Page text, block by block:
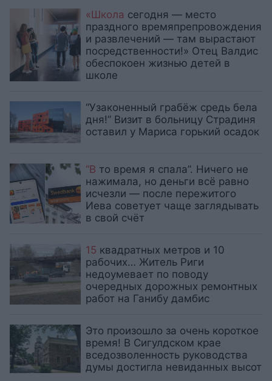
«Школа сегодня — место
праздного времяпрепровождения
и развлечений — там вырастают
посредственности!» Отец Валдис
обеспокоен жизнью детей в
школе
“Узаконенный грабёж средь бела
дня!” Визит в больницу Страдиня
оставил у Мариса горький осадок
“В то время я спала”. Ничего не
нажимала, но деньги всё равно
исчезли — после пережитого
Иева советует чаще заглядывать
в свой счёт
15 квадратных метров и 10
рабочих… Житель Риги
недоумевает по поводу
очередных дорожных ремонтных
работ на Ганибу дамбис
Это произошло за очень короткое
время! В Сигулдском крае
вседозволенность руководства
думы достигла невиданных высот